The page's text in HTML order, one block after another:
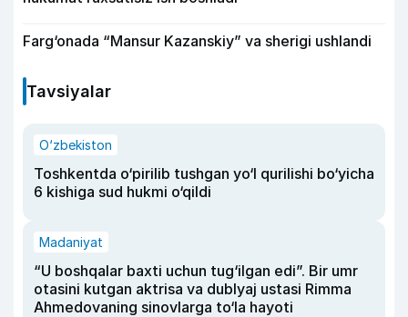
Farg‘onada “Mansur Kazanskiy” va sherigi ushlandi
Tavsiyalar
O‘zbekiston
Toshkentda o‘pirilib tushgan yo‘l qurilishi bo‘yicha
6 kishiga sud hukmi o‘qildi
Madaniyat
“U boshqalar baxti uchun tug‘ilgan edi”. Bir umr
otasini kutgan aktrisa va dublyaj ustasi Rimma
Ahmedovaning sinovlarga to‘la hayoti